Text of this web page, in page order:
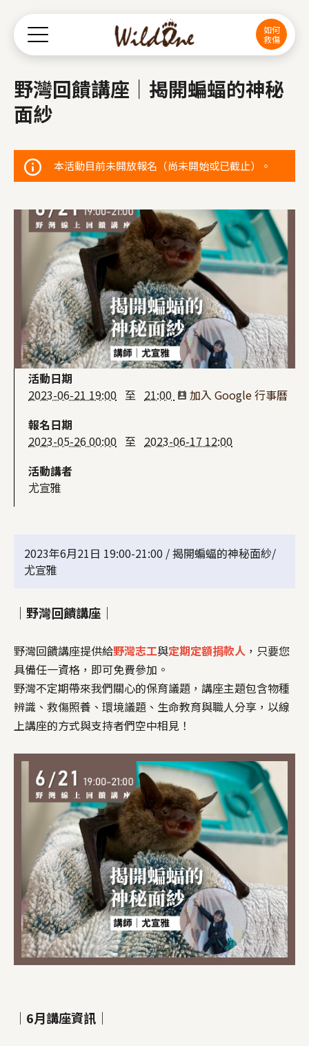
野灣回饋講座｜揭開蝙蝠的神秘
面紗
本活動目前未開放報名（尚未開始或已截止）。
活動日期
2023-06-21 19:00 至 21:00
加入 Google 行事曆
報名日期
2023-05-26 00:00 至 2023-06-17 12:00
活動講者
尤宣雅
2023年6月21日 19:00-21:00 / 揭開蝙蝠的神秘面紗/
尤宣雅
｜ 野灣回饋講座 ｜
野灣回饋講座提供給野灣志工與定期定額捐款人 ，只要您
具備任一資格，即可免費參加。
野灣不定期帶來我們關心的保育議題，講座主題包含物種
辨識、救傷照養、環境議題、生命教育與職人分享，以線
上講座的方式與支持者們空中相見！
｜6月講座資訊｜
如何
救傷